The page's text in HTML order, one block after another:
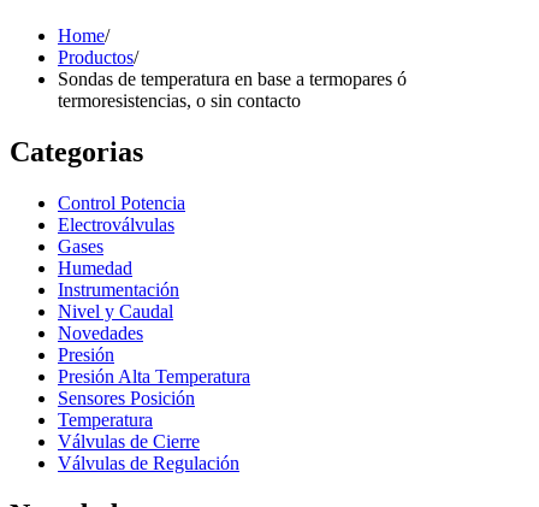
Home/
Productos/
Sondas de temperatura en base a termopares ó
termoresistencias, o sin contacto
Categorias
Control Potencia
Electroválvulas
Gases
Humedad
Instrumentación
Nivel y Caudal
Novedades
Presión
Presión Alta Temperatura
Sensores Posición
Temperatura
Válvulas de Cierre
Válvulas de Regulación